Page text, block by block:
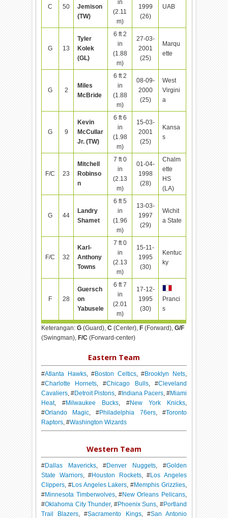
C 50
Jemison
(TW)
in
(2.11
m)
1999
(26)
UAB
G 13
Tyler
Kolek
(GL)
6 ft 2
in
(1.88
m)
27-03-
2001
(25)
Marqu
ette
G 2
Miles
McBride
6 ft 2
in
(1.88
m)
08-09-
2000
(25)
West
Virgini
a
G 9
Kevin
McCullar
Jr. (TW)
6 ft 6
in
(1.98
m)
15-03-
2001
(25)
Kansa
s
F/C 23
Mitchell
Robinso
n
7 ft 0
in
(2.13
m)
01-04-
1998
(28)
Chalm
ette
HS
(LA)
G 44
Landry
Shamet
6 ft 5
in
(1.96
m)
13-03-
1997
(29)
Wichit
a State
F/C 32
Karl-
Anthony
Towns
7 ft 0
in
(2.13
m)
15-11-
1995
(30)
Kentuc
ky
F 28
Guersch
on
Yabusele
6 ft 7
in
(2.01
m)
17-12-
1995
(30)
Pranci
s
Keterangan:G (Guard),C (Center), F (Forward),G/F
(Swingman), F/C (Forward-center)
Eastern Team
#Atlanta Hawks, #Boston Celtics, #Brooklyn Nets,
#Charlotte Hornets, #Chicago Bulls, #Cleveland
Cavaliers, #Detroit Pistons, #Indiana Pacers, #Miami
Heat, #Milwaukee Bucks, #New York Knicks,
#Orlando Magic, #Philadelphia 76ers, #Toronto
Raptors, #Washington Wizards
Western Team
#Dallas Mavericks, #Denver Nuggets, #Golden
State Warriors, #Houston Rockets, #Los Angeles
Clippers, #Los Angeles Lakers, #Memphis Grizzlies,
#Minnesota Timberwolves, #New Orleans Pelicans,
#Oklahoma City Thunder, #Phoenix Suns, #Portland
Trail Blazers, #Sacramento Kings, #San Antonio